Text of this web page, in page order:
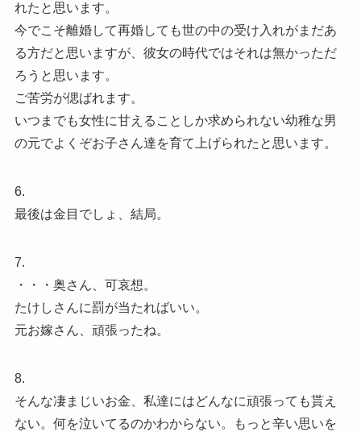
れたと思います。
今でこそ離婚して再婚しても世の中の受け入れがまだあ
る方だと思いますが、彼女の時代ではそれは無かっただ
ろうと思います。
ご苦労が偲ばれます。
いつまでも女性に甘えることしか求められない幼稚な男
の元でよくぞお子さん達を育て上げられたと思います。
6.
最後は金目でしょ、結局。
7.
・・・奥さん、可哀想。
たけしさんに罰が当たればいい。
元お嫁さん、頑張ったね。
8.
そんな凄まじいお金、私達にはどんなに頑張っても貰え
ない。何を泣いてるのかわからない。もっと辛い思いを